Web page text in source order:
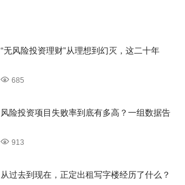
“无风险投资理财”从理想到幻灭，这二十年
685
风险投资项目失败率到底有多高？一组数据告
913
从过去到现在，正定出租写字楼经历了什么？